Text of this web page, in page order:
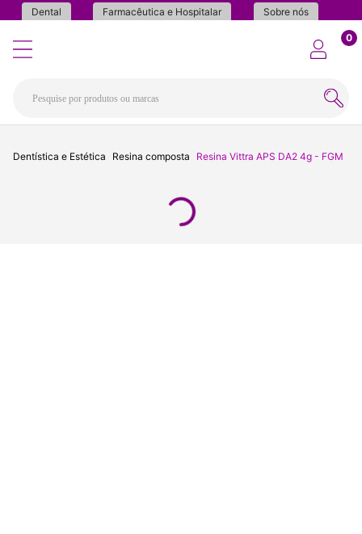
Dental Farmacêutica e Hospitalar Sobre nós
0
Dentística e Estética Resina composta Resina Vittra APS DA2 4g - FGM